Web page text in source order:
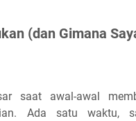
(dan Gimana
saat awal-awal
Ada satu